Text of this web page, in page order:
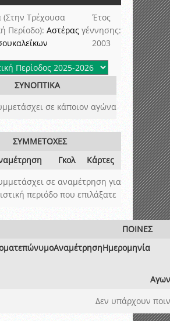
Τρέχουσα
Περίοδο): Αστέρας
Έτος
γέννησης:
2003
ΣΥΝΟΠΤΙΚΑ
σε κάποιον αγώνα
ΣΥΜΜΕΤΟΧΕΣ
Γκολ
Κάρτες
σε αναμέτρηση για
περιόδο που επιλάξατε
ΠΟΙΝΕΣ
ΑναμέτρησηΗμερομηνία
Δεν υπάρχουν